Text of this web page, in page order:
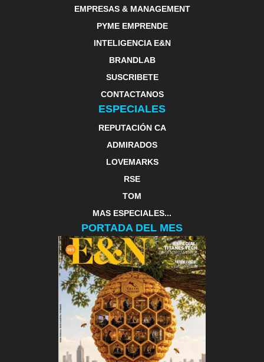
EMPRESAS & MANAGEMENT
PYME EMPRENDE
INTELIGENCIA E&N
BRANDLAB
SUSCRIBETE
CONTACTANOS
ESPECIALES
REPUTACIÓN CA
ADMIRADOS
LOVEMARKS
RSE
TOM
MAS ESPECIALES...
PORTADA DEL MES